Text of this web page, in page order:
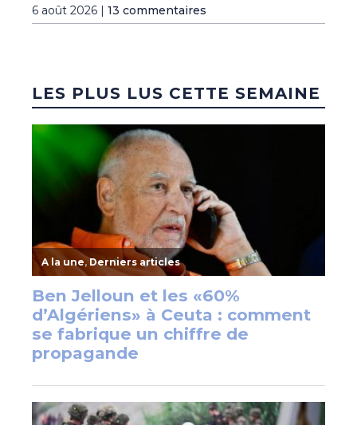
6 août 2026 | 13 commentaires
LES PLUS LUS CETTE SEMAINE